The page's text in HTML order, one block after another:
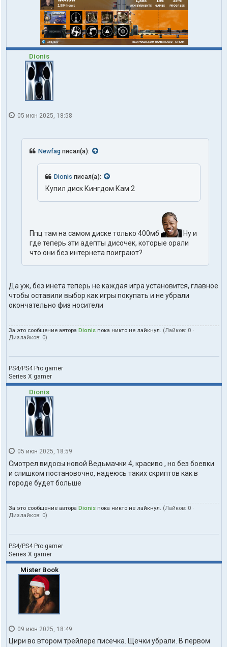
Dionis
05 июн 2025, 18:58
Newfag писал(а):
Dionis писал(а):
Купил диск Кингдом Кам 2
Ппц там на самом диске только 400мб
Ну и
где теперь эти адепты дисочек, которые орали
что они без интернета поиграют?
Да уж, без инета теперь не каждая игра установится, главное
чтобы оставили выбор как игры покупать и не убрали
окончательно физ носители
За это сообщение автора Dionis пока никто не лайкнул. (Лайков: 0 ·
Дизлайков: 0)
PS4/PS4 Pro gamer
Series X gamer
Dionis
05 июн 2025, 18:59
Смотрел видосы новой Ведьмачки 4, красиво , но без боевки
и слишком постановочно, надеюсь таких скриптов как в
городе будет больше
За это сообщение автора Dionis пока никто не лайкнул. (Лайков: 0 ·
Дизлайков: 0)
PS4/PS4 Pro gamer
Series X gamer
Mister Book
09 июн 2025, 18:49
Цири во втором трейлере писечка. Щечки убрали. В первом